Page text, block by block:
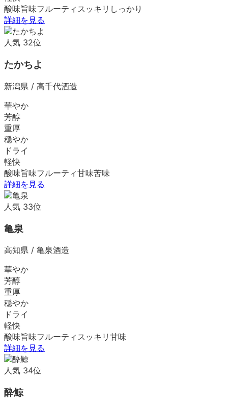
酸味旨味フルーティ スッキリ しっかり
詳細を見る
人気 32位
たかちよ
新潟県 / 高千代酒造
華やか
芳醇
重厚
穏やか
ドライ
軽快
酸味旨味フルーティ甘味苦味
詳細を見る
人気 33位
亀泉
高知県 / 亀泉酒造
華やか
芳醇
重厚
穏やか
ドライ
軽快
酸味旨味フルーティ スッキリ 甘味
詳細を見る
人気 34位
酔鯨